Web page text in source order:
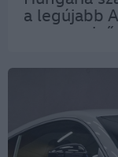
a legújabb
tron az
készülő